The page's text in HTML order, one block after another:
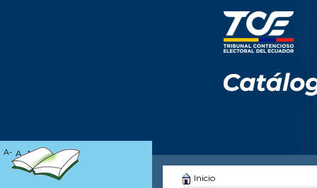
Inicio
A- A A+